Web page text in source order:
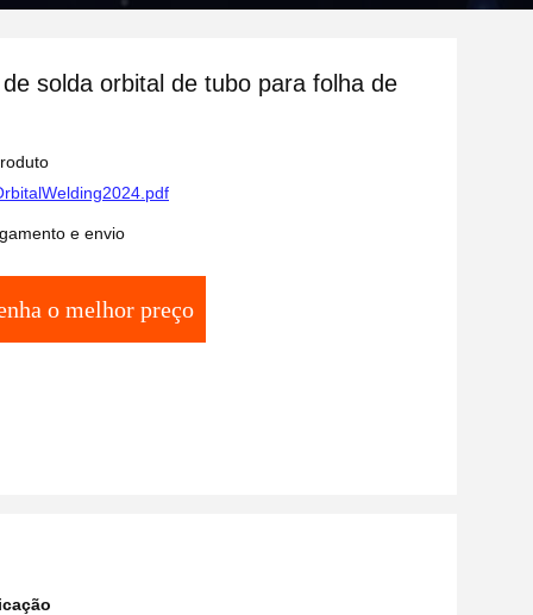
solda orbital de tubo para folha de
e envio
o melhor preço